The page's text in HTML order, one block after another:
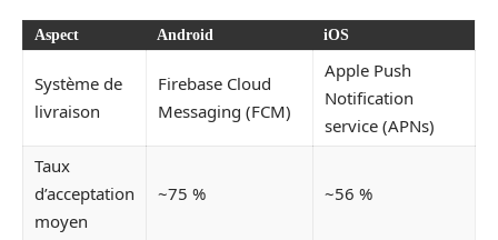
Aspect Android iOS
Système de
livraison
Firebase Cloud
Messaging (FCM)
Apple Push
Notification
service (APNs)
Taux
d’acceptation
moyen
~75 % ~56 %